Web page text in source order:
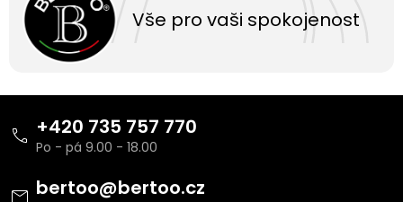
Vše pro vaši spokojenost
bertoo@bertoo.cz
+420 735 757 770